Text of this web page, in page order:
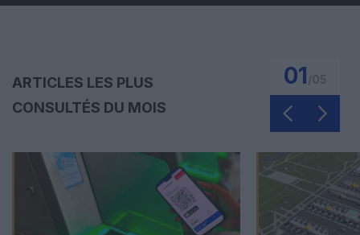
ARTICLES LES PLUS
CONSULTÉS DU MOIS
01